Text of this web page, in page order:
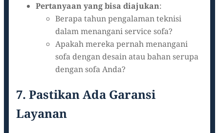
Pertanyaan yang bisa diajukan:
Berapa tahun pengalaman teknisi
dalam menangani service sofa?
Apakah mereka pernah menangani
sofa dengan desain atau bahan serupa
dengan sofa Anda?
7. Pastikan Ada Garansi
Layanan